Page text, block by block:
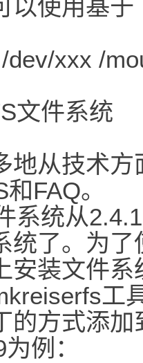
以使用基
dev/xxx /
文件系统
地从技术
FAQ。
系统从
统了。为
安装文件
工
的方式添
例：